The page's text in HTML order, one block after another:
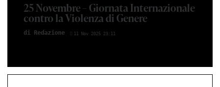
25 Novembre – Giornata Internazionale
contro la Violenza di Genere
di Redazione 11 Nov 2025 23:11